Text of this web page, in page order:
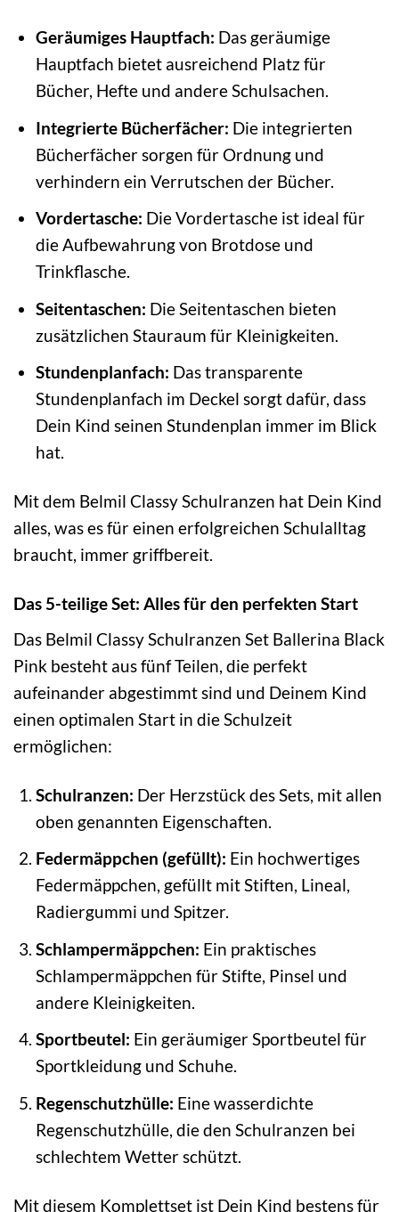
Geräumiges Hauptfach: Das geräumige
Hauptfach bietet ausreichend Platz für
Bücher, Hefte und andere Schulsachen.
Integrierte Bücherfächer: Die integrierten
Bücherfächer sorgen für Ordnung und
verhindern ein Verrutschen der Bücher.
Vordertasche: Die Vordertasche ist ideal für
die Aufbewahrung von Brotdose und
Trinkflasche.
Seitentaschen: Die Seitentaschen bieten
zusätzlichen Stauraum für Kleinigkeiten.
Stundenplanfach: Das transparente
Stundenplanfach im Deckel sorgt dafür, dass
Dein Kind seinen Stundenplan immer im Blick
hat.
Mit dem Belmil Classy Schulranzen hat Dein Kind
alles, was es für einen erfolgreichen Schulalltag
braucht, immer griffbereit.
Das 5-teilige Set: Alles für den perfekten Start
Das Belmil Classy Schulranzen Set Ballerina Black
Pink besteht aus fünf Teilen, die perfekt
aufeinander abgestimmt sind und Deinem Kind
einen optimalen Start in die Schulzeit
ermöglichen:
Schulranzen: Der Herzstück des Sets, mit allen
oben genannten Eigenschaften.
Federmäppchen (gefüllt): Ein hochwertiges
Federmäppchen, gefüllt mit Stiften, Lineal,
Radiergummi und Spitzer.
Schlampermäppchen: Ein praktisches
Schlampermäppchen für Stifte, Pinsel und
andere Kleinigkeiten.
Sportbeutel: Ein geräumiger Sportbeutel für
Sportkleidung und Schuhe.
Regenschutzhülle: Eine wasserdichte
Regenschutzhülle, die den Schulranzen bei
schlechtem Wetter schützt.
Mit diesem Komplettset ist Dein Kind bestens für